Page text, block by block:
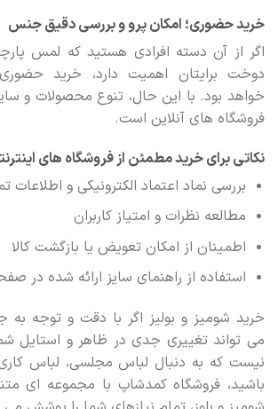
خرید حضوری؛ امکان پرو و بررسی دقیق جنس
اگر از آن دسته افرادی هستید که لمس
دوخت برایتان اهمیت دارد، خرید
خواهد بود. با این حال، تنوع محصولات و
فروشگاه های آنلاین است.
نکاتی برای خرید مطمئن از فروشگاه های
بررسی نماد اعتماد الکترونیکی و اطلاعات
مطالعه نظرات و امتیاز کاربران
اطمینان از امکان تعویض یا بازگشت کالا
استفاده از راهنمای سایز ارائه شده در
خرید شومیز و بولیز اگر با دقت و توجه به
می تواند تغییری جدی در ظاهر و استایل
نیست که به دنبال لباس مجلسی، لباس
باشید، فروشگاه کمدشاپ با مجموعه ای